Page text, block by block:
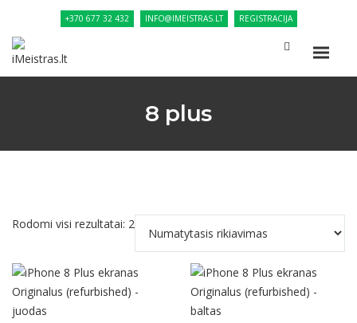
+370 677 32 432 INFO@IMEISTRAS.LT REGISTRACIJA
8 plus
Rodomi visi rezultatai: 2